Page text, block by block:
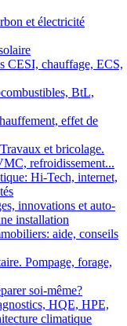
et électricité
CESI, chauffage, ECS,
BtL,
effet de
et bricolage.
refroidissement...
Hi-Tech, internet,
innovations et auto-
installation
aide, conseils
Pompage, forage,
soi-même?
HQE, HPE,
climatique